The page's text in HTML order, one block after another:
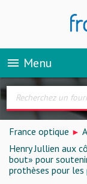
menu Menu
France optique
Henry Jullien aux
bout» pour
prothèses pour les